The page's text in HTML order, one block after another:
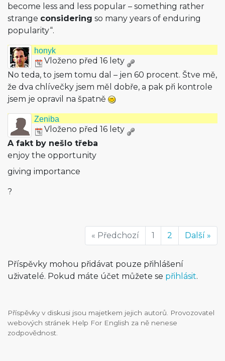
become less and less popular – something rather
strange considering so many years of enduring
popularity“.
honyk
Vloženo před 16 lety
No teda, to jsem tomu dal – jen 60 procent. Štve mě,
že dva chlívečky jsem měl dobře, a pak při kontrole
jsem je opravil na špatně
Zeniba
Vloženo před 16 lety
A fakt by nešlo třeba
enjoy the opportunity
giving importance
?
« Předchozí 1 2 Další »
Příspěvky mohou přidávat pouze přihlášení
uživatelé. Pokud máte účet můžete se přihlásit.
Příspěvky v diskusi jsou majetkem jejich autorů. Provozovatel
webových stránek Help For English za ně nenese
zodpovědnost.